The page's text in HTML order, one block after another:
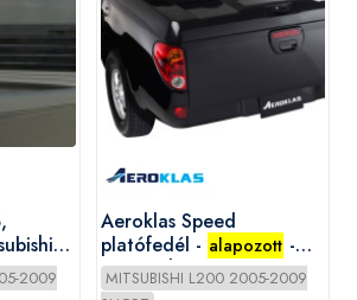
2009
Aeroklas Speed
platófedél - alapozott -
Mitsubishi D/C 2005-
2009
MITSUBISHI L200 2005-2009